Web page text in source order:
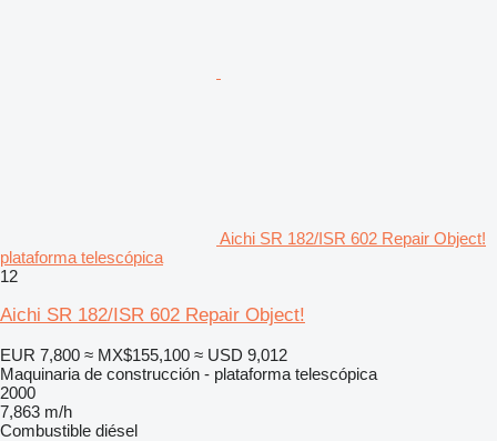
Aichi SR 182/ISR 602 Repair Object!
plataforma telescópica
12
Aichi SR 182/ISR 602 Repair Object!
EUR 7,800 ≈ MX$155,100 ≈ USD 9,012
Maquinaria de construcción - plataforma telescópica
2000
7,863 m/h
Combustible diésel